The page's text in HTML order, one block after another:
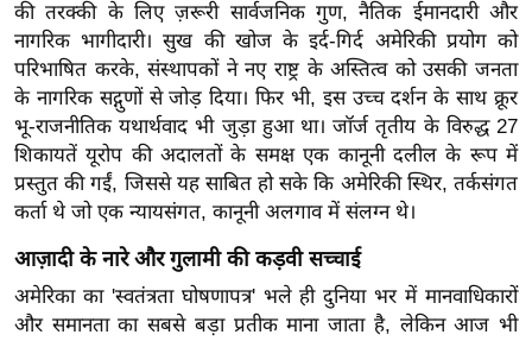
ट
ने
स
मं
त्रा
रि
ले
श
न
शि
प
की तरक्की के लिए ज़रूरी सार्वजनिक गुण, नैतिक ईमानदारी और
नागरिक भागीदारी। सुख की खोज के इर्द-गिर्द अमेरिकी प्रयोग को
परिभाषित करके, संस्थापकों ने नए राष्ट्र के अस्तित्व को उसकी जनता
के नागरिक सद्गुणों से जोड़ दिया। फिर भी, इस उच्च दर्शन के साथ क्रूर
भू-राजनीतिक यथार्थवाद भी जुड़ा हुआ था। जॉर्ज तृतीय के विरुद्ध 27
शिकायतें यूरोप की अदालतों के समक्ष एक कानूनी दलील के रूप में
प्रस्तुत की गईं, जिससे यह साबित हो सके कि अमेरिकी स्थिर, तर्कसंगत
कर्ता थे जो एक न्यायसंगत, कानूनी अलगाव में संलग्न थे।
आज़ादी के नारे और गुलामी की कड़वी सच्चाई
अमेरिका का 'स्वतंत्रता घोषणापत्र' भले ही दुनिया भर में मानवाधिकारों
और समानता का सबसे बड़ा प्रतीक माना जाता है, लेकिन आज भी